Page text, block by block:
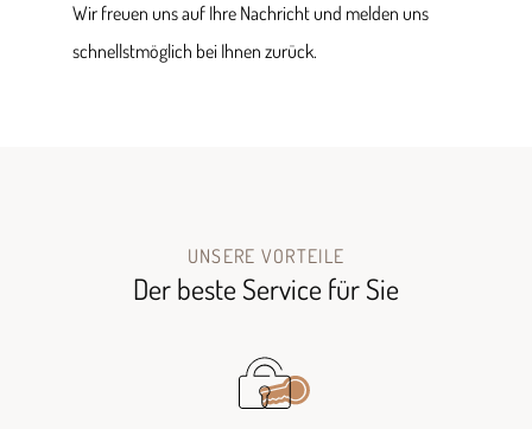
Wir freuen uns auf Ihre Nachricht und melden uns
schnellstmöglich bei Ihnen zurück.
UNSERE VORTEILE
Der beste Service für Sie